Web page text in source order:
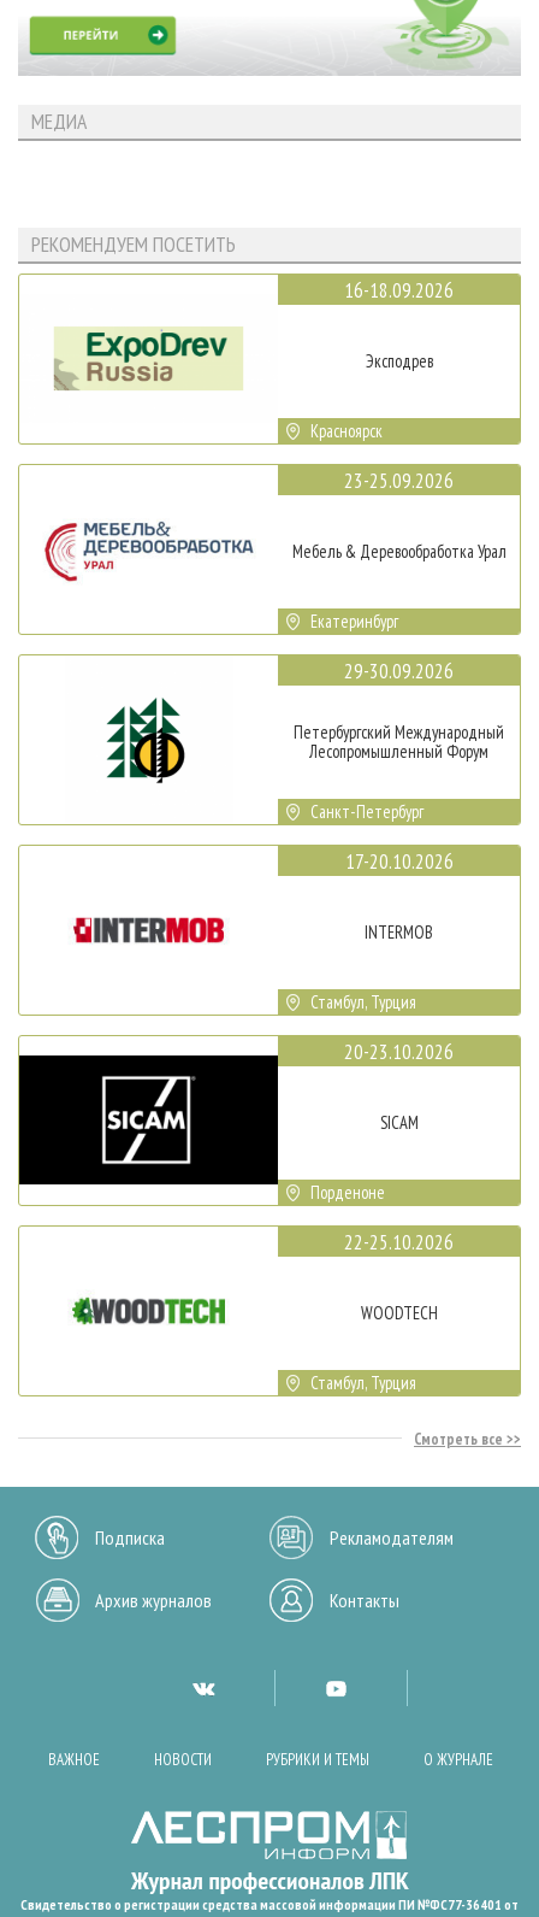
МЕДИА
РЕКОМЕНДУЕМ ПОСЕТИТЬ
16-18.09.2026
Эксподрев
Красноярск
23-25.09.2026
Мебель & Деревообработка Урал
Екатеринбург
29-30.09.2026
Петербургский Международный
Лесопромышленный Форум
Санкт-Петербург
17-20.10.2026
INTERMOB
Стамбул, Турция
20-23.10.2026
SICAM
Порденоне
22-25.10.2026
WOODTECH
Стамбул, Турция
Смотреть все
Подписка Рекламодателям
Архив журналов Контакты
ВАЖНОЕ НОВОСТИ РУБРИКИ И ТЕМЫ О ЖУРНАЛЕ
Свидетельство о регистрации средства массовой информации ПИ №ФС77-36401 от